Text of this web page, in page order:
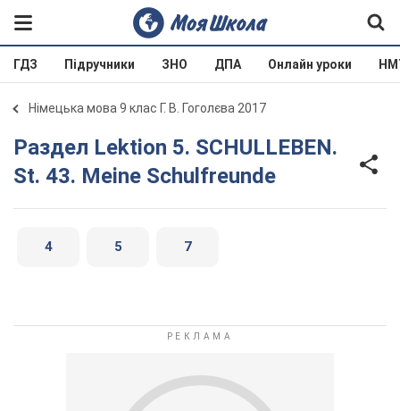
ГДЗ Підручники ЗНО ДПА Онлайн уроки
Німецька мова 9 клас Г. В. Гоголєва 2017
Раздел Lektion 5. SCHULLEBEN.
St. 43. Meine Schulfreunde
4 5 7